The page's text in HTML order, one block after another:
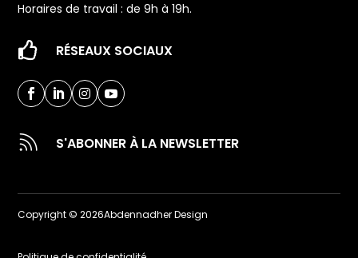
Horaires de travail : de 9h à 19h.
 RÉSEAUX SOCIAUX
   
 S'ABONNER À LA NEWSLETTER
Copyright © 2026Abdennadher Design